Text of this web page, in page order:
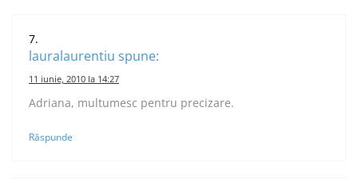
lauralaurentiu spune:
11 iunie, 2010 la 14:27
Adriana, multumesc pentru precizare.
Răspunde